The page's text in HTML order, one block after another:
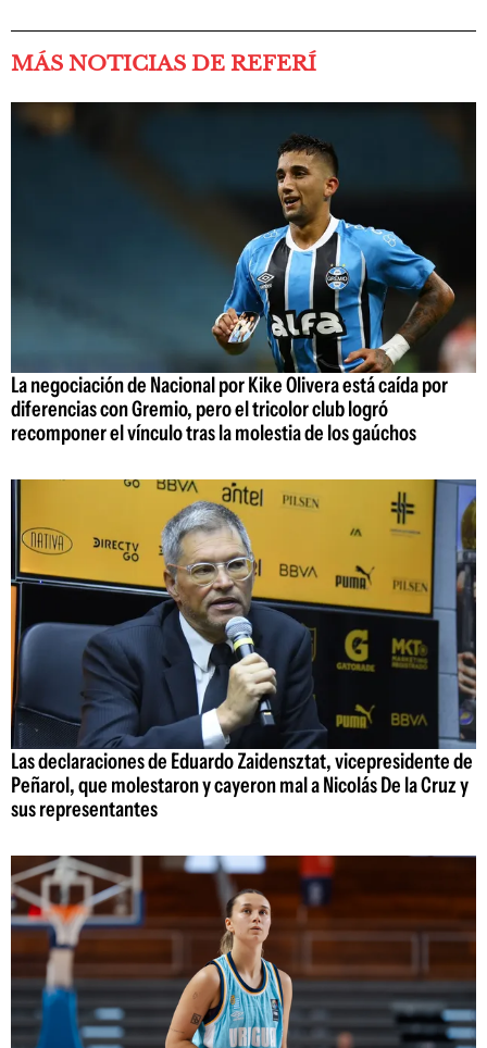
MÁS NOTICIAS DE REFERÍ
La negociación de Nacional por Kike Olivera está caída por
diferencias con Gremio, pero el tricolor club logró
recomponer el vínculo tras la molestia de los gaúchos
Las declaraciones de Eduardo Zaidensztat, vicepresidente de
Peñarol, que molestaron y cayeron mal a Nicolás De la Cruz y
sus representantes